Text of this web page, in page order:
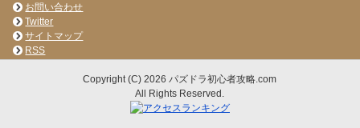
お問い合わせ
Twitter
サイトマップ
RSS
Copyright (C) 2026 パズドラ初心者攻略.com
All Rights Reserved.